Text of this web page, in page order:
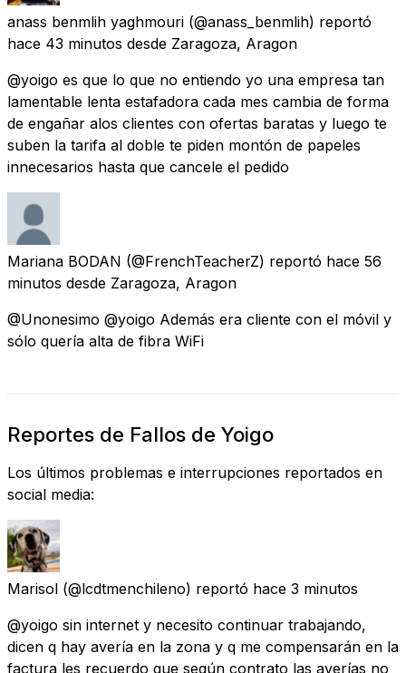
anass benmlih yaghmouri (@anass_benmlih) reportó
hace 43 minutos desde Zaragoza, Aragon
@yoigo es que lo que no entiendo yo una empresa tan
lamentable lenta estafadora cada mes cambia de forma
de engañar alos clientes con ofertas baratas y luego te
suben la tarifa al doble te piden montón de papeles
innecesarios hasta que cancele el pedido
Mariana BODAN (@FrenchTeacherZ) reportó hace 56
minutos desde Zaragoza, Aragon
@Unonesimo @yoigo Además era cliente con el móvil y
sólo quería alta de fibra WiFi
Reportes de Fallos de Yoigo
Los últimos problemas e interrupciones reportados en
social media:
Marisol (@lcdtmenchileno) reportó hace 3 minutos
@yoigo sin internet y necesito continuar trabajando,
dicen q hay avería en la zona y q me compensarán en la
factura les recuerdo que según contrato las averías no